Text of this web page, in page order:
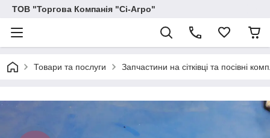
ТОВ "Торгова Компанія "Сі-Агро"
Товари та послуги Запчастини на сітківці та посівні